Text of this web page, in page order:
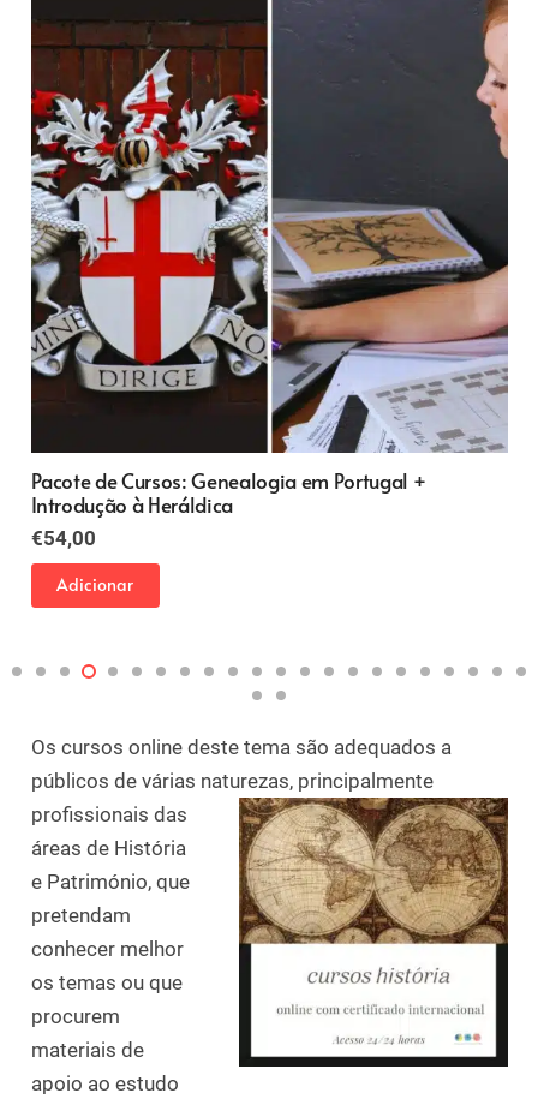
Pacote de Cursos: Genealogia em Portugal +
Introdução à Heráldica
€54,00
Adicionar
Os cursos online deste tema são adequados a
públicos de várias naturezas, principalmente
profissionais das
áreas de História
e Património, que
pretendam
conhecer melhor
os temas ou que
procurem
materiais de
apoio ao estudo